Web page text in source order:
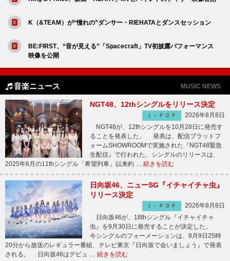
K（&TEAM）が“憧れの”ダンサー・RIEHATAとダンスセッション
BE:FIRST、“音が見える”「Spacecraft」TV初披露パフォーマンス
映像を公開
音楽ニュース MUSIC NEWS
NGT48、12thシングルをリリース決定
Ｊ－ＰＯＰ
2026年8月8日
NGT48が、12thシングルを10月28日に発売す
ることを発表した。 発表は、配信プラットフ
ォームSHOWROOMで実施された『NGT48緊急
生配信』で行われた。シングルのリリースは、
2025年6月の11thシングル「希望列車」以来約 … 続きを読む
日向坂46、ニューSG『イチャイチャ虫』
リリース決定
Ｊ－ＰＯＰ
2026年8月8日
日向坂46が、18thシングル『イチャイチャ
虫』を9月30日に発売することが決定した。
今シングルのフォーメーションは、8月9日25時
20分から放送のレギュラー番組、テレビ東京『日向坂で会いましょう』で発表
される。 日向坂46はデビュ … 続きを読む